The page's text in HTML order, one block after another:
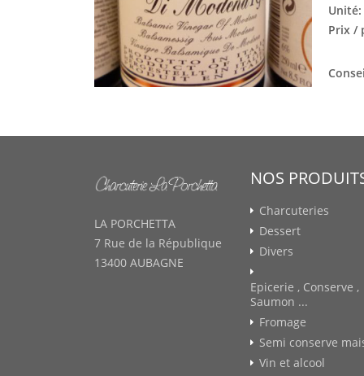
Unité:
Prix /
LA PORCHETTA
7 Rue de la République
13400 AUBAGNE
NOS
Charcuteries
Dessert
Divers
Epicerie , Conserve ,
Saumon ...
Fromage
Semi conserve
Vin et alcool